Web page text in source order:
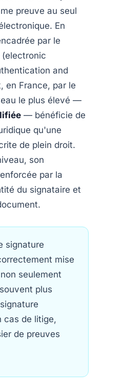
preuve au seul
En
par le
and
en France, par le
le plus élevé —
— bénéficie de
qu'une
de plein droit.
son
par la
du signataire et
signature
mise
seulement
plus
cas de litige,
de preuves